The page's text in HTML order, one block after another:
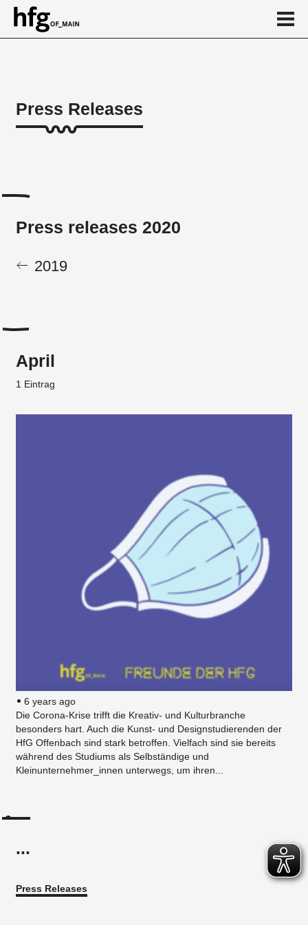
Press releases 2020
Press Releases
Press releases 2020
2019
April
1 Eintrag
6 years ago
Die Corona-Krise trifft die Kreativ- und Kulturbranche
besonders hart. Auch die Kunst- und Designstudierenden der
HfG Offenbach sind stark betroffen. Vielfach sind sie bereits
während des Studiums als Selbständige und
Kleinunternehmer_innen unterwegs, um ihren...
...
Press Releases